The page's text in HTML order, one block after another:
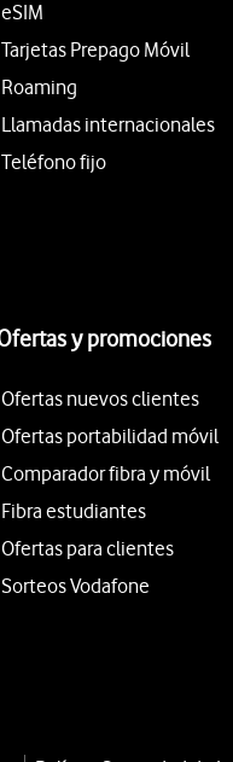
eSIM
Tarjetas Prepago Móvil
Roaming
Llamadas internacionales
Teléfono fijo
y promociones
Ofertas nuevos clientes
Ofertas portabilidad móvil
Comparador fibra y móvil
Fibra estudiantes
Ofertas para clientes
Sorteos Vodafone